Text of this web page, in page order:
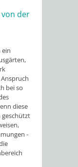
der
bei so
diese
geschützt
-